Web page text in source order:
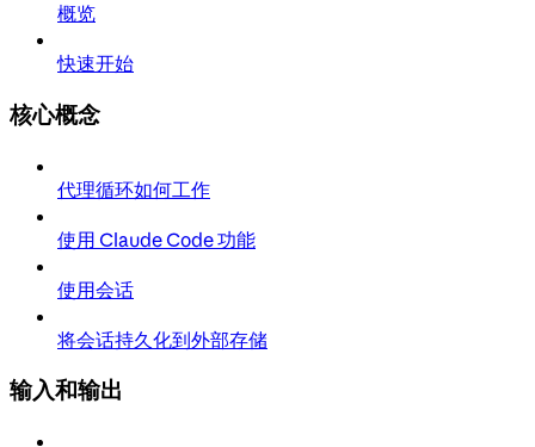
概览
快速开始
核心概念
代理循环如何工作
使用 Claude Code 功能
使用会话
将会话持久化到外部存储
输入和输出